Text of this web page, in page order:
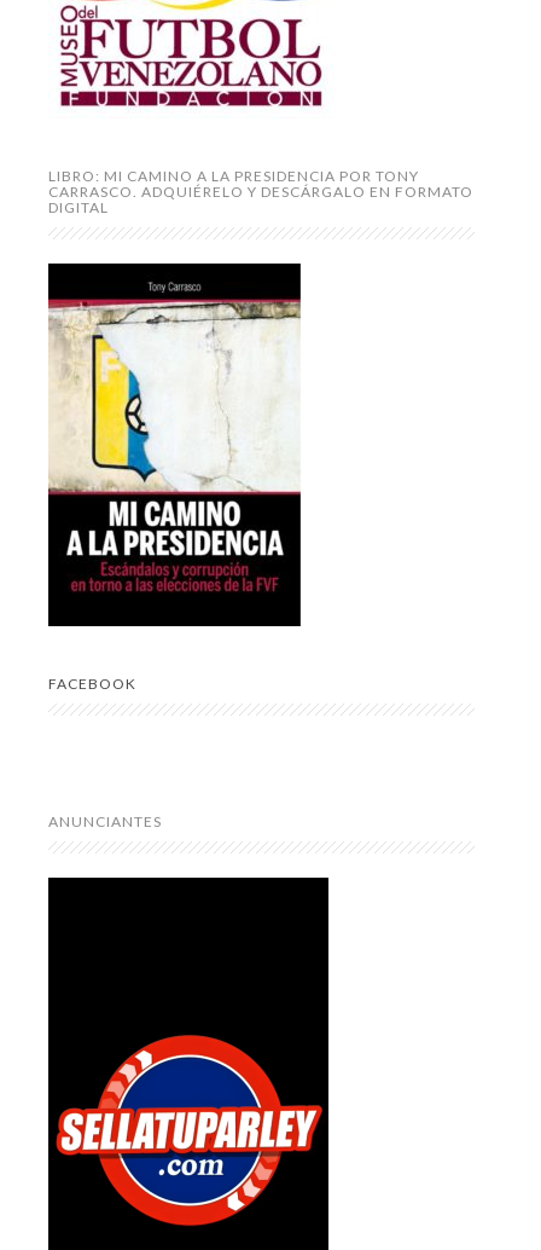
LIBRO: MI CAMINO A LA PRESIDENCIA POR TONY
CARRASCO. ADQUIÉRELO Y DESCÁRGALO EN FORMATO
DIGITAL
FACEBOOK
ANUNCIANTES